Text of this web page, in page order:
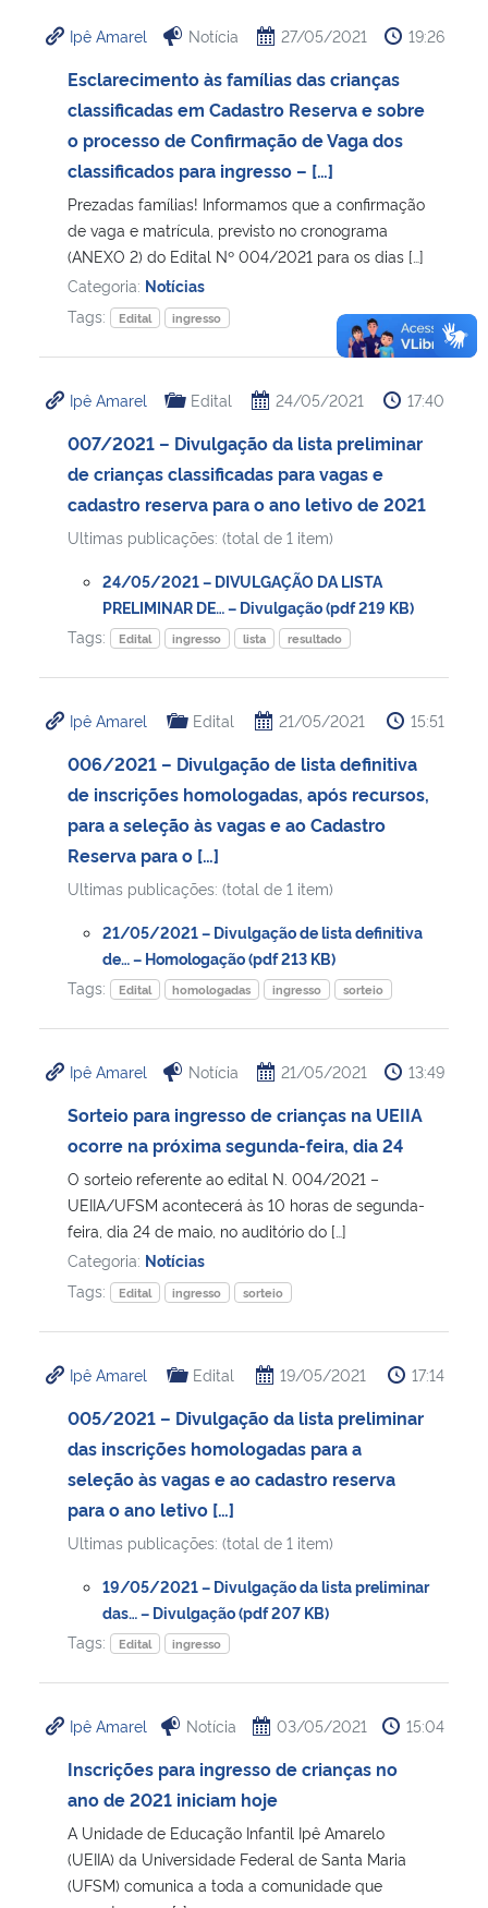
Ipê Amarel Notícia 27/05/2021 19:26
Esclarecimento às famílias das crianças
classificadas em Cadastro Reserva e sobre
o processo de Confirmação de Vaga dos
classificados para ingresso – […]
Prezadas famílias! Informamos que a confirmação
de vaga e matrícula, previsto no cronograma
(ANEXO 2) do Edital Nº 004/2021 para os dias […]
Categoria: Notícias
Tags:
Edital ingresso
Ipê Amarel Edital 24/05/2021 17:40
007/2021 – Divulgação da lista preliminar
de crianças classificadas para vagas e
cadastro reserva para o ano letivo de 2021
Ultimas publicações: (total de 1 item)
24/05/2021 – DIVULGAÇÃO DA LISTA
PRELIMINAR DE… – Divulgação (pdf 219 KB)
Tags:
Edital ingresso lista resultado
Ipê Amarel Edital 21/05/2021 15:51
006/2021 – Divulgação de lista definitiva
de inscrições homologadas, após recursos,
para a seleção às vagas e ao Cadastro
Reserva para o […]
Ultimas publicações: (total de 1 item)
21/05/2021 – Divulgação de lista definitiva
de… – Homologação (pdf 213 KB)
Tags:
Edital homologadas ingresso sorteio
Ipê Amarel Notícia 21/05/2021 13:49
Sorteio para ingresso de crianças na UEIIA
ocorre na próxima segunda-feira, dia 24
O sorteio referente ao edital N. 004/2021 –
UEIIA/UFSM acontecerá às 10 horas de segunda-
feira, dia 24 de maio, no auditório do […]
Categoria: Notícias
Tags:
Edital ingresso sorteio
Ipê Amarel Edital 19/05/2021 17:14
005/2021 – Divulgação da lista preliminar
das inscrições homologadas para a
seleção às vagas e ao cadastro reserva
para o ano letivo […]
Ultimas publicações: (total de 1 item)
19/05/2021 – Divulgação da lista preliminar
das… – Divulgação (pdf 207 KB)
Tags:
Edital ingresso
Ipê Amarel Notícia 03/05/2021 15:04
Inscrições para ingresso de crianças no
ano de 2021 iniciam hoje
A Unidade de Educação Infantil Ipê Amarelo
(UEIIA) da Universidade Federal de Santa Maria
(UFSM) comunica a toda a comunidade que